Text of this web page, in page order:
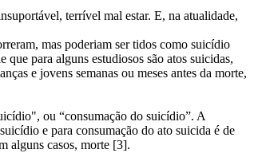
terrível mal estar. E, na atualidade,
mas poderiam ser tidos como suicídio
para alguns estudiosos são atos suicidas,
e jovens semanas ou meses antes da morte,
ou “consumação do suicídio”. A
e para consumação do ato suicida é de
alguns casos, morte [3].